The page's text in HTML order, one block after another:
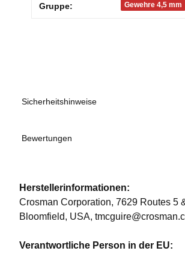
Gruppe: Gewehre 4,5 mm
Sicherheitshinweise
Bewertungen
Herstellerinformationen:
Crosman Corporation, 7629 Routes 5
Bloomfield, USA,
Verantwortliche Person in der EU: